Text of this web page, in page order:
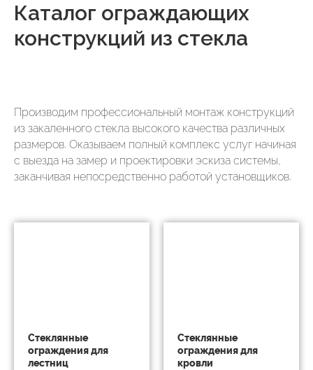
Каталог ограждающих
конструкций из стекла
Производим профессиональный монтаж конструкций
из закаленного стекла высокого качества различных
размеров. Оказываем полный комплекс услуг начиная
с выезда на замер и проектировки эскиза системы,
заканчивая непосредственно работой установщиков.
Стеклянные
ограждения для
лестниц
Стеклянные
ограждения для
кровли